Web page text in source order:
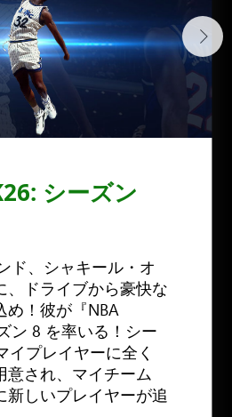
シーズン
ド、シャキール・オ
、ドライブから豪快な
め！彼が『NBA
ン 8 を率いる！シー
イプレイヤーに全く
意され、マイチーム
新しいプレイヤーが追